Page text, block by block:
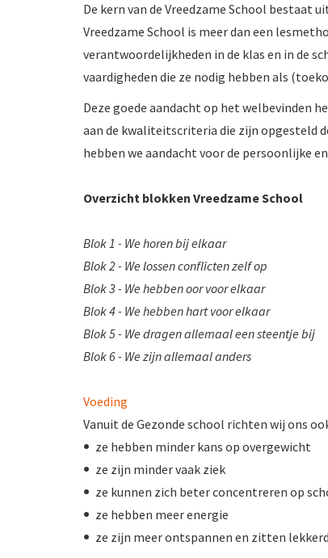
De kern van de Vreedzame School
Vreedzame School is meer dan een
verantwoordelijkheden in de klas en in de
vaardigheden die ze nodig hebben als
Deze goede aandacht op het welbevinden
aan de kwaliteitscriteria die zijn opgesteld
hebben we aandacht voor de persoonlijke
Overzicht blokken Vreedzame School
Blok 1 - We horen bij elkaar
Blok 2 - We lossen conflicten zelf op
Blok 3 - We hebben oor voor elkaar
Blok 4 - We hebben hart voor elkaar
Blok 5 - We dragen allemaal een steentje bij
Blok 6 - We zijn allemaal anders
Voeding
Vanuit de Gezonde school richten wij ons
ze hebben minder kans op overgewicht
ze zijn minder vaak ziek
ze kunnen zich beter concentreren op
ze hebben meer energie
ze zijn meer ontspannen en zitten